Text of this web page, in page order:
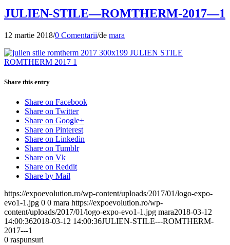
JULIEN-STILE—ROMTHERM-2017—1
12 martie 2018/0 Comentarii/de mara
Share this entry
Share on Facebook
Share on Twitter
Share on Google+
Share on Pinterest
Share on Linkedin
Share on Tumblr
Share on Vk
Share on Reddit
Share by Mail
https://expoevolution.ro/wp-content/uploads/2017/01/logo-expo-
evo1-1.jpg 0 0 mara https://expoevolution.ro/wp-
content/uploads/2017/01/logo-expo-evo1-1.jpg mara2018-03-12
14:00:362018-03-12 14:00:36JULIEN-STILE---ROMTHERM-
2017---1
0 raspunsuri